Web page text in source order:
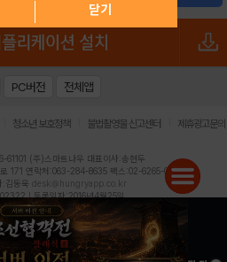
닫기
PC버전 전체앱
청소년 보호정책 불법촬영물 신고센터 제휴광고문의
61101 (주)스마트나우 대표이사:송현두
로 171 연락처:063-284-8635 팩스:02-6265-0377
:김동욱 desk@hungryapp.co.kr
| 등록일자:2016년4월25일
트나우 송현두 | 편집인:김동욱
보호를 받으므로, 무단 전재, 복사, 배포 등을 금합니다.
All Rights Reserved.